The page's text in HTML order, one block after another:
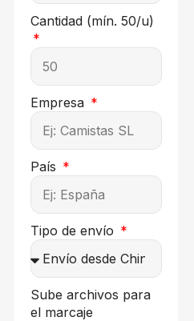
Cantidad (mín. 50/u)
Empresa
País
Tipo de envío
Sube archivos para
el marcaje